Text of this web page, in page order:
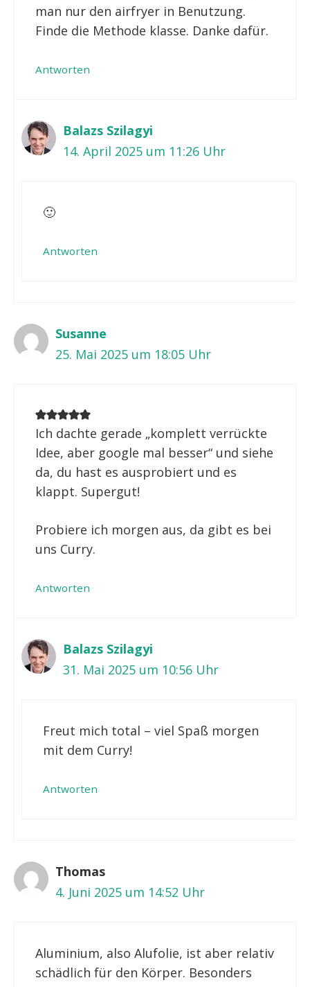
man nur den airfryer in Benutzung.
Finde die Methode klasse. Danke dafür.
Antworten
Balazs Szilagyi
14. April 2025 um 11:26 Uhr
🙂
Antworten
Susanne
25. Mai 2025 um 18:05 Uhr
Ich dachte gerade „komplett verrückte
Idee, aber google mal besser“ und siehe
da, du hast es ausprobiert und es
klappt. Supergut!
Probiere ich morgen aus, da gibt es bei
uns Curry.
Antworten
Balazs Szilagyi
31. Mai 2025 um 10:56 Uhr
Freut mich total – viel Spaß morgen
mit dem Curry!
Antworten
Thomas
4. Juni 2025 um 14:52 Uhr
Aluminium, also Alufolie, ist aber relativ
schädlich für den Körper. Besonders